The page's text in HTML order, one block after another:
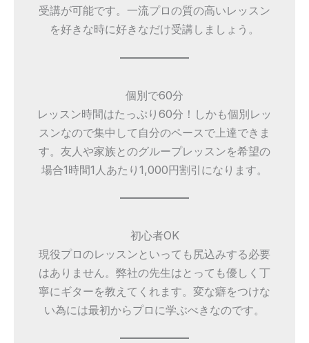
受講が可能です。一流プロの質の高いレッスン
を好きな時に好きなだけ受講しましょう。
個別で60分
レッスン時間はたっぷり60分！しかも個別レッ
スンなので集中して自分のペースで上達できま
す。友人や家族とのグループレッスンを希望の
場合1時間1人あたり1,000円割引になります。
初心者OK
現役プロのレッスンといっても尻込みする必要
はありません。弊社の先生はとっても優しく丁
寧にギターを教えてくれます。変な癖をつけな
い為には最初からプロに学ぶべきなのです。